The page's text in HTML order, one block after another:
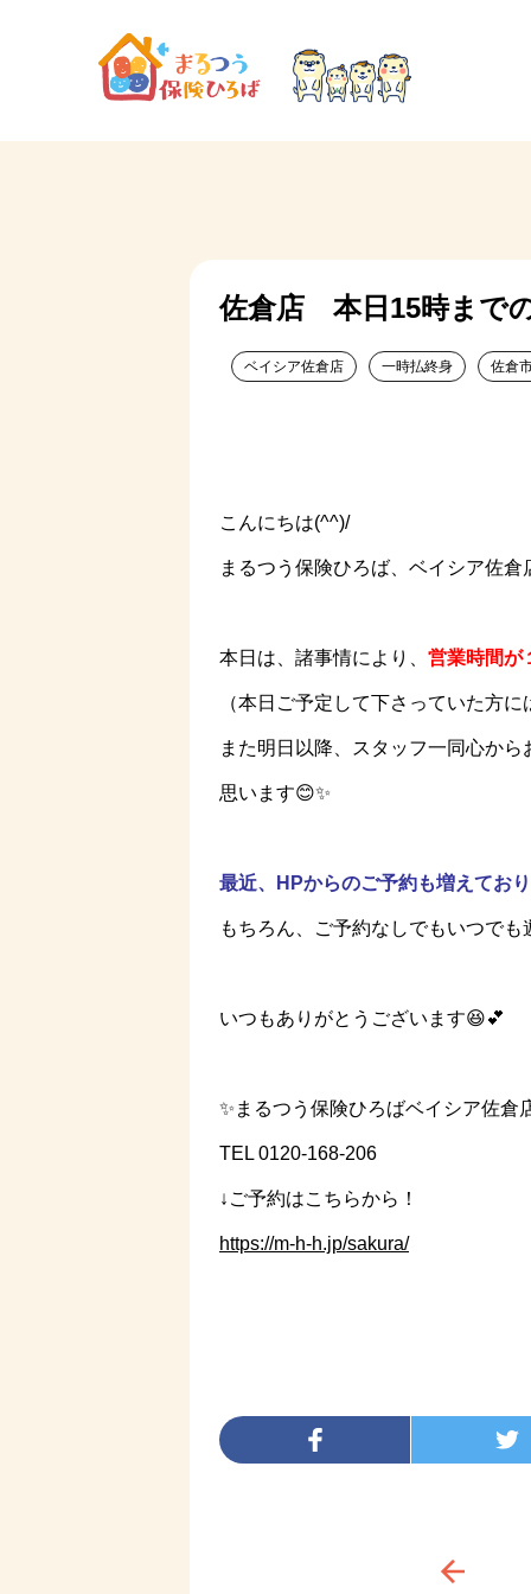
佐倉店 本日15時まで
ベイシア佐倉店 一時払終身 佐倉
こんにちは(^^)/
まるつう保険ひろば、ベイシア佐倉
本日は、諸事情により、 営業時間が
（本日ご予定して下さっていた方
また明日以降、スタッフ一同心か
思います😊✨
最近、HPからのご予約も増えてお
もちろん、ご予約なしでもいつで
いつもありがとうございます😆💕
✨まるつう保険ひろばベイシア佐倉
TEL 0120-168-206
↓ご予約はこちらから！
https://m-h-h.jp/sakura/